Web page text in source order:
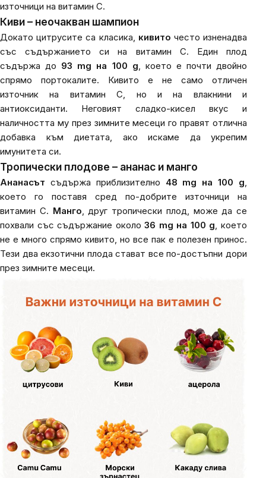
източници на витамин C.
Киви – неочакван шампион
Докато цитрусите са класика, кивито често изненадва
със съдържанието си на витамин C. Един плод
съдържа до 93 mg на 100 g, което е почти двойно
спрямо портокалите. Кивито е не само отличен
източник на витамин C, но и на влакнини и
антиоксиданти. Неговият сладко-кисел вкус и
наличността му през зимните месеци го правят отлична
добавка към диетата, ако искаме да укрепим
имунитета си.
Тропически плодове – ананас и манго
Ананасът съдържа приблизително 48 mg на 100 g,
което го поставя сред по-добрите източници на
витамин C. Манго, друг тропически плод, може да се
похвали със съдържание около36 mg на 100 g, което
не е много спрямо кивито, но все пак е полезен принос.
Тези два екзотични плода стават все по-достъпни дори
през зимните месеци.